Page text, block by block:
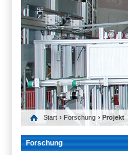
Start › Forschung › Projekt
Forschung